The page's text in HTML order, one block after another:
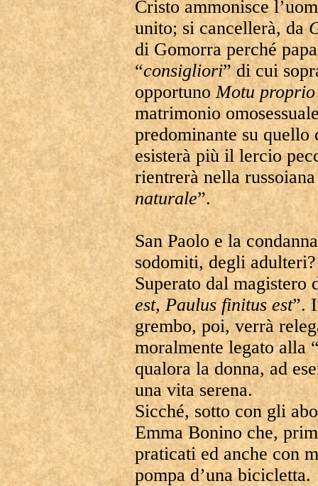
Cristo ammonisce
unito; si cancellerà, da
di Gomorra perché
“consigliori” di cui
opportunoMotu proprio
matrimonio
predominante su
esisterà più il lercio
rientrerà nella
naturale”.
San Paolo e la
sodomiti, degli adulteri?
Superato dal magistero
est, Paulus finitus est”.
grembo, poi, verrà
moralmente legato alla
qualora la donna, ad
una vita serena.
Sicché, sotto con gli
Emma Bonino che,
praticati ed anche con
pompa d’una bicicletta.